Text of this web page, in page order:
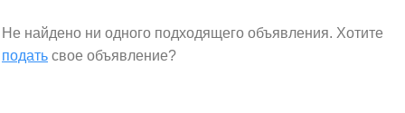
Не найдено ни одного подходящего объявления. Хотите
подать свое объявление?